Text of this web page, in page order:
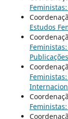
Estudos